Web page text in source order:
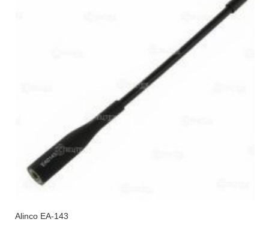
Alinco EA-143